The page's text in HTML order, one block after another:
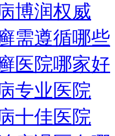
博润权威
需遵循哪些
医院哪家好
专业医院
十佳医院